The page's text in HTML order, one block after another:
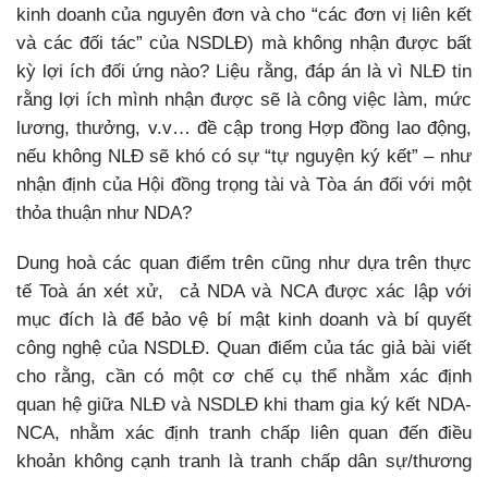
kinh doanh của nguyên đơn và cho “các đơn vị liên kết
và các đối tác” của NSDLĐ) mà không nhận được bất
kỳ lợi ích đối ứng nào? Liệu rằng, đáp án là vì NLĐ tin
rằng lợi ích mình nhận được sẽ là công việc làm, mức
lương, thưởng, v.v… đề cập trong Hợp đồng lao động,
nếu không NLĐ sẽ khó có sự “tự nguyện ký kết” – như
nhận định của Hội đồng trọng tài và Tòa án đối với một
thỏa thuận như NDA?
Dung hoà các quan điểm trên cũng như dựa trên thực
tế Toà án xét xử, cả NDA và NCA được xác lập với
mục đích là để bảo vệ bí mật kinh doanh và bí quyết
công nghệ của NSDLĐ. Quan điểm của tác giả bài viết
cho rằng, cần có một cơ chế cụ thể nhằm xác định
quan hệ giữa NLĐ và NSDLĐ khi tham gia ký kết NDA-
NCA, nhằm xác định tranh chấp liên quan đến điều
khoản không cạnh tranh là tranh chấp dân sự/thương